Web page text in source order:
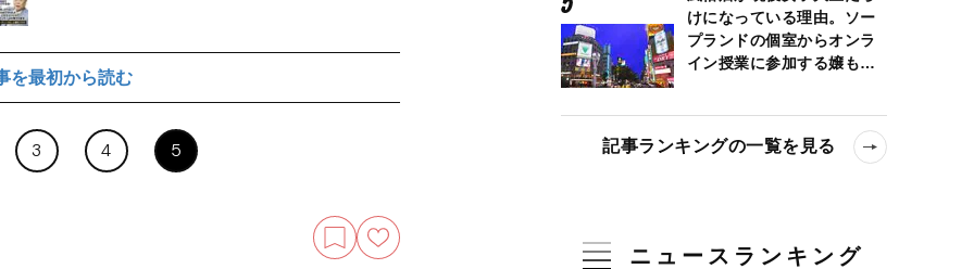
を最初から読む
3 4 5
けになっている理由。ソー
プランドの個室からオンラ
イン授業に参加する嬢も…
記事ランキングの一覧を見る
ニュースランキング